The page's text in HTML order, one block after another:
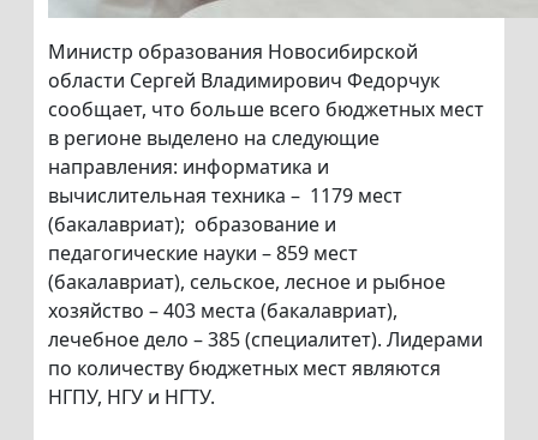
Министр образования Новосибирской
области Сергей Владимирович Федорчук
сообщает, что больше всего бюджетных мест
в регионе выделено на следующие
направления: информатика и
вычислительная техника – 1179 мест
(бакалавриат); образование и
педагогические науки – 859 мест
(бакалавриат), сельское, лесное и рыбное
хозяйство – 403 места (бакалавриат),
лечебное дело – 385 (специалитет). Лидерами
по количеству бюджетных мест являются
НГПУ, НГУ и НГТУ.